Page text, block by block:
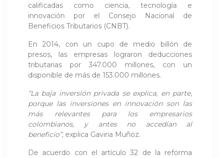
calificadas como ciencia, tecnología e
innovación por el Consejo Nacional de
Beneficios Tributarios (CNBT).
En 2014, con un cupo de medio billón de
presos, las empresas lograron deducciones
tributarias por 347.000 millones, con un
disponible de más de 153.000 millones.
“La baja inversión privada se explica, en parte,
porque las inversiones en innovación son las
más relevantes para los empresarios
colombianos, y antes no accedían al
beneficio”, explica Gaviria Muñoz.
De acuerdo con el artículo 32 de la reforma